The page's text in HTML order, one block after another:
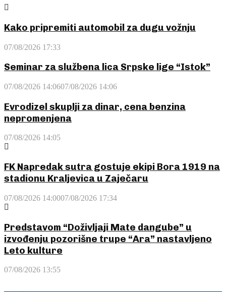
Kako pripremiti automobil za dugu vožnju
07/08/2026 17:33
Seminar za službena lica Srpske lige “Istok”
07/08/2026 14:0607/08/2026 14:06
Evrodizel skuplji za dinar, cena benzina
nepromenjena
07/08/2026 14:05
FK Napredak sutra gostuje ekipi Bora 1919 na
stadionu Kraljevica u Zaječaru
07/08/2026 14:0007/08/2026 17:34
Predstavom “Doživljaji Mate dangube” u
izvođenju pozorišne trupe “Ara” nastavljeno
Leto kulture
07/08/2026 13:55